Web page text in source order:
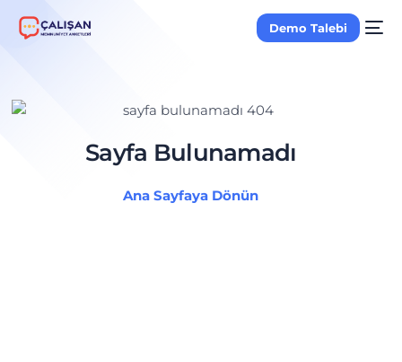
Demo Talebi
Sayfa Bulunamadı
Ana Sayfaya Dönün